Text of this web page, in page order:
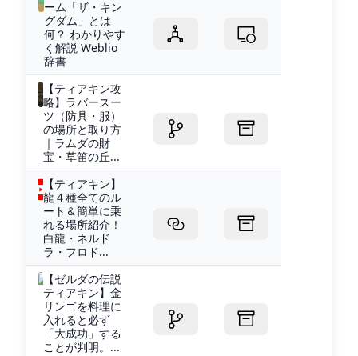
ーム「ザ・キン
グダム」とは
何？ わかりやす
く解説 Weblio
辞書
【ティアキン攻
略】ラバースー
ツ（防具・服）
の場所と取り方
｜ラムダの財
宝・草笛の丘...
【ティアキン】
龍４種全てのル
ート＆簡単に乗
れる場所紹介！
白龍・ネルド
ラ・フロド...
【ゼルダの伝説
ティアキン】金
リンゴを料理に
入れると必ず
「大成功」する
ことが判明。...